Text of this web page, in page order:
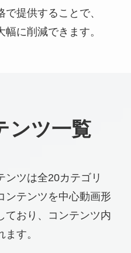
提供することで、
に削減できます。
ンツ一覧
ンツは全20カテゴリ
ンテンツを中心動画形
ており、コンテンツ内
す。